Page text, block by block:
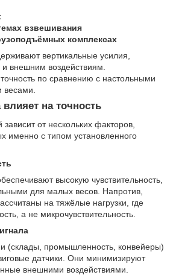
взвешивания
комплексах
вертикальные усилия,
внешним воздействиям.
по сравнению с настольными
влияет на точность
от нескольких факторов,
именно с типом установленного
высокую чувствительность,
для малых весов. Напротив,
на тяжёлые нагрузки, где
а не микрочувствительность.
(склады, промышленность, конвейеры)
датчики. Они минимизируют
внешними воздействиями.